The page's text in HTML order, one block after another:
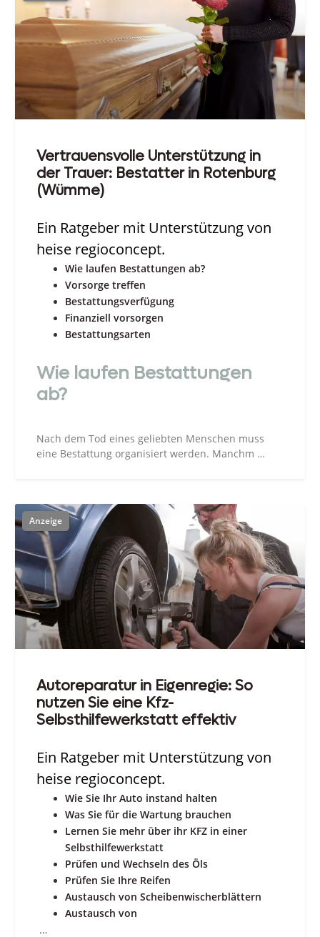
Vertrauensvolle Unterstützung in
der Trauer: Bestatter in Rotenburg
(Wümme)
Ein Ratgeber mit Unterstützung von
heise regioconcept.
Wie laufen Bestattungen ab?
Vorsorge treffen
Bestattungsverfügung
Finanziell vorsorgen
Bestattungsarten
Wie laufen Bestattungen
ab?
Nach dem Tod eines geliebten Menschen muss
eine Bestattung organisiert werden. Manchm …
Autoreparatur in Eigenregie: So
nutzen Sie eine Kfz-
Selbsthilfewerkstatt effektiv
Ein Ratgeber mit Unterstützung von
heise regioconcept.
Wie Sie Ihr Auto instand halten
Was Sie für die Wartung brauchen
Lernen Sie mehr über ihr KFZ in einer
Selbsthilfewerkstatt
Prüfen und Wechseln des Öls
Prüfen Sie Ihre Reifen
Austausch von Scheibenwischerblättern
Austausch von
…